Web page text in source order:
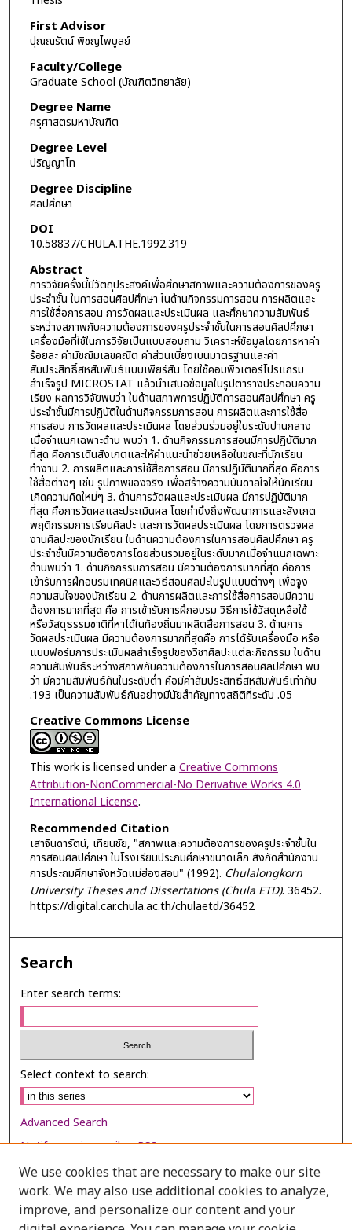
First Advisor
ปุณณรัตน์ พิชญไพบูลย์
Faculty/College
Graduate School (บัณฑิตวิทยาลัย)
Degree Name
ครุศาสตรมหาบัณฑิต
Degree Level
ปริญญาโท
Degree Discipline
ศิลปศึกษา
DOI
10.58837/CHULA.THE.1992.319
Abstract
การวิจัยครั้งนี้มีวัตถุประสงค์เพื่อศึกษาสภาพและความต้องการของครู
ประจำชั้น ในการสอนศิลปศึกษา ในด้านกิจกรรมการสอน การผลิตและ
การใช้สื่อการสอน การวัดผลและประเมินผล และศึกษาความสัมพันธ์
ระหว่างสภาพกับความต้องการของครูประจำชั้นในการสอนศิลปศึกษา
เครื่องมือที่ใช้ในการวิจัยเป็นแบบสอบถาม วิเคราะห์ข้อมูลโดยการหาค่า
ร้อยละ ค่ามัชฌิมเลขคณิต ค่าส่วนเบี่ยงเบนมาตรฐานและค่า
สัมประสิทธิ์สหสัมพันธ์แบบเพียร์สัน โดยใช้คอมพิวเตอร์โปรแกรม
สำเร็จรูป MICROSTAT แล้วนำเสนอข้อมูลในรูปตารางประกอบความ
เรียง ผลการวิจัยพบว่า ในด้านสภาพการปฏิบัติการสอนศิลปศึกษา ครู
ประจำชั้นมีการปฏิบัติในด้านกิจกรรมการสอน การผลิตและการใช้สื่อ
การสอน การวัดผลและประเมินผล โดยส่วนร่วมอยู่ในระดับปานกลาง
เมื่อจำแนกเฉพาะด้าน พบว่า 1. ด้านกิจกรรมการสอนมีการปฏิบัติมาก
ที่สุด คือการเดินสังเกตและให้คำแนะนำช่วยเหลือในขณะที่นักเรียน
ทำงาน 2. การผลิตและการใช้สื่อการสอน มีการปฏิบัติมากที่สุด คือการ
ใช้สื่อต่างๆ เช่น รูปภาพของจริง เพื่อสร้างความบันดาลใจให้นักเรียน
เกิดความคิดใหม่ๆ 3. ด้านการวัดผลและประเมินผล มีการปฏิบัติมาก
ที่สุด คือการวัดผลและประเมินผล โดยคำนึงถึงพัฒนาการและสังเกต
พฤติกรรมการเรียนศิลปะ และการวัดผลประเมินผล โดยการตรวจผล
งานศิลปะของนักเรียน ในด้านความต้องการในการสอนศิลปศึกษา ครู
ประจำชั้นมีความต้องการโดยส่วนรวมอยู่ในระดับมากเมื่อจำแนกเฉพาะ
ด้านพบว่า 1. ด้านกิจกรรมการสอน มีความต้องการมากที่สุด คือการ
เข้ารับการฝึกอบรมเทคนิคและวิธีสอนศิลปะในรูปแบบต่างๆ เพื่อจูง
ความสนใจของนักเรียน 2. ด้านการผลิตและการใช้สื่อการสอนมีความ
ต้องการมากที่สุด คือ การเข้ารับการฝึกอบรม วิธีการใช้วัสดุเหลือใช้
หรือวัสดุธรรมชาติที่หาได้ในท้องถิ่นมาผลิตสื่อการสอน 3. ด้านการ
วัดผลประเมินผล มีความต้องการมากที่สุดคือ การได้รับเครื่องมือ หรือ
แบบฟอร์มการประเมินผลสำเร็จรูปของวิชาศิลปะแต่ละกิจกรรม ในด้าน
ความสัมพันธ์ระหว่างสภาพกับความต้องการในการสอนศิลปศึกษา พบ
ว่า มีความสัมพันธ์กันในระดับต่ำ คือมีค่าสัมประสิทธิ์สหสัมพันธ์เท่ากับ
.193 เป็นความสัมพันธ์กันอย่างมีนัยสำคัญทางสถิติที่ระดับ .05
Creative Commons License
This work is licensed under a Creative Commons
Attribution-NonCommercial-No Derivative Works 4.0
International License.
Recommended Citation
เสาจินดารัตน์, เทียนชัย, "สภาพและความต้องการของครูประจำชั้นใน
การสอนศิลปศึกษา ในโรงเรียนประถมศึกษาขนาดเล็ก สังกัดสำนักงาน
การประถมศึกษาจังหวัดแม่ฮ่องสอน" (1992). Chulalongkorn
University Theses and Dissertations (Chula ETD). 36452.
https://digital.car.chula.ac.th/chulaetd/36452
Search
Enter search terms:
Select context to search:
Advanced Search
Notify me via email orRSS
Browse
Collections
We use cookies that are necessary to make our site
work. We may also use additional cookies to analyze,
improve, and personalize our content and your